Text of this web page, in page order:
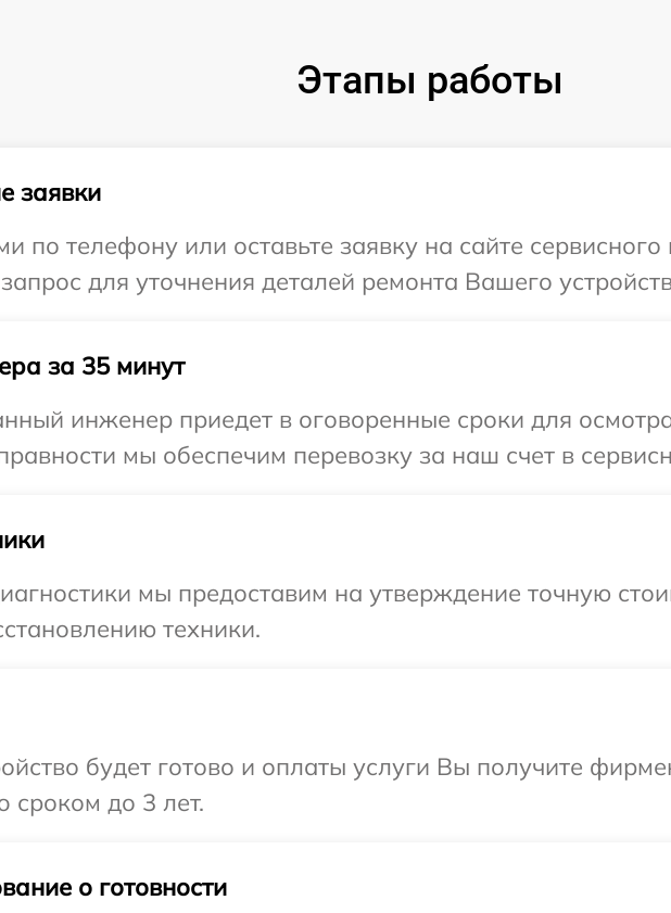
Этапы работы
заявки
по телефону или оставьте заявку на сайте
для уточнения деталей ремонта Вашего
за 35 минут
инженер приедет в оговоренные сроки для
мы обеспечим перевозку за наш счет в
мы предоставим на утверждение точную
техники.
будет готово и оплаты услуги Вы получите
сроком до 3 лет.
о готовности